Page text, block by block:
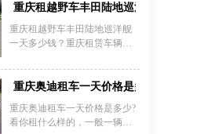
车况好、两年以内的新车。
括40-53座，租车价格是150元每
主要包括24-39座，租车价格为
100元每小时，服务费300元。
务费是300元。
重庆租越野车丰田陆地巡洋舰一天多少钱
重庆租越野车丰田陆地巡洋舰
一天多少钱？重庆租赁车辆去
的。必须选一辆性能好的车辆
出行才能保障安全，再加上现
别多。所以只有选择一辆好的
越野车才能放心大胆的行驶，
重庆奥迪租车一天价格是多少?
重庆奥迪租车一天价格是多少?
看你租什么样的，一般一辆奥